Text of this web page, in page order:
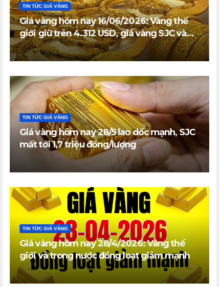
TIN TỨC GIÁ VÀNG
Giá vàng hôm nay 16/06/2026: Vàng thế
giới giữ trên 4.312 USD, giá vàng SJC và
vàng nhẫn trong nước đi ngang
TIN TỨC GIÁ VÀNG
Giá vàng hôm nay 28/5 lao dốc mạnh, SJC
mất tới 1,7 triệu đồng/lượng
TIN TỨC GIÁ VÀNG
Giá vàng hôm nay 28/4/2026: Vàng thế
giới và trong nước đồng loạt giảm mạnh